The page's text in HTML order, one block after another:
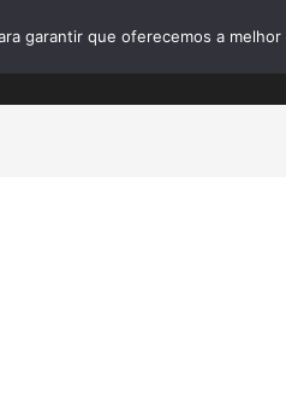
garantir que oferecemos a